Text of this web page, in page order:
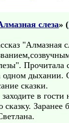
слеза» (
"Алмазная
Прочитала
одном дыхании.
сказки.
в
Заранее